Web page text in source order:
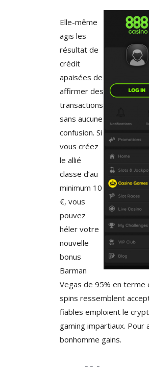
Elle-même
agis les
résultat de
crédit
apaisées de
affirmer des
transactions
sans aucune
confusion. Si
vous créez
le allié
classe d’au
minimum 10
€, vous
pouvez
héler votre
nouvelle
bonus
Barman
Vegas de 95% en terme
spins ressemblent
fiables emploient le
gaming impartiaux. Pour
bonhomme gains.